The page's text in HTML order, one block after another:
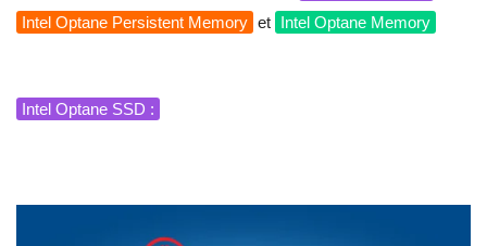
Intel Optane Persistent Memory et Intel Optane Memory
Intel Optane SSD :